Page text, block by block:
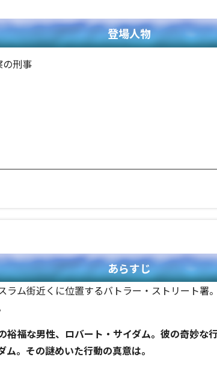
登場人物
の刑事
あらすじ
ラム街近くに位置するバトラー・ストリート署
福な男性、ロバート・サイダム。彼の奇妙な
。その謎めいた行動の真意は。